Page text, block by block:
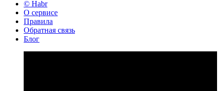
© Habr
О сервисе
Правила
Обратная связь
Блог